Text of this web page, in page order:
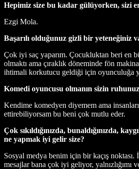
Hepimiz size bu kadar gülüyorken, sizi
Ezgi Mola.
Başarılı olduğunuz gizli bir yeteneğiniz
Çok iyi saç yaparım. Çocukluktan beri en
olmaktı ama çıraklık döneminde fön
ihtimali korkutucu geldiği için oyunculuğa
Komedi oyuncusu olmanın sizin
Kendime komedyen diyemem ama
ettirebiliyorsam bu beni çok mutlu eder.
Çok sıkıldığınızda, bunaldığınızda,
ne yapmak iyi gelir size?
Sosyal medya benim için bir kaçış noktası.
mesajlar bana çok iyi geliyor, yalnızlığımı